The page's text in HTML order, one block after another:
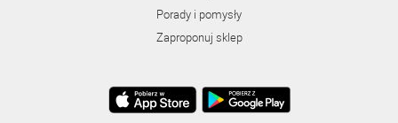
Porady i pomysły
Zaproponuj sklep